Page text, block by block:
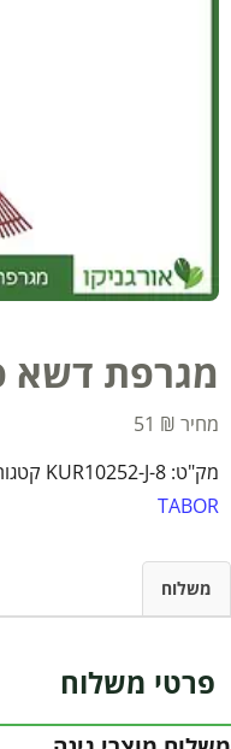
מגרפת דשא
51 ₪
מק"ט: KUR10252-J-8
TABOR
משלוח
פרטי משלוח